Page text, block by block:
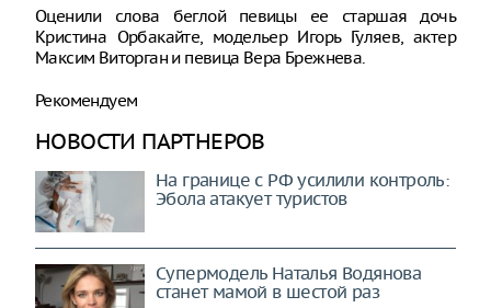
Оценили слова беглой певицы ее старшая дочь
Кристина Орбакайте, модельер Игорь Гуляев, актер
Максим Виторган и певица Вера Брежнева.
Рекомендуем
НОВОСТИ ПАРТНЕРОВ
На границе с РФ усилили контроль:
Эбола атакует туристов
Супермодель Наталья Водянова
станет мамой в шестой раз